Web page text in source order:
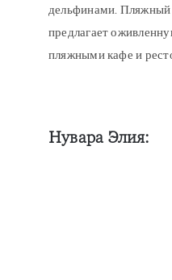
дельфинами. Пляжный
предлагает
пляжными кафе и
Нувара Элия: